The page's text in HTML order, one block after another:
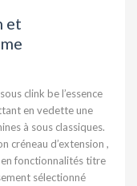
et
clink be l’essence
en vedette une
à sous classiques.
créneau d’extension ,
fonctionnalités titre
sélectionné